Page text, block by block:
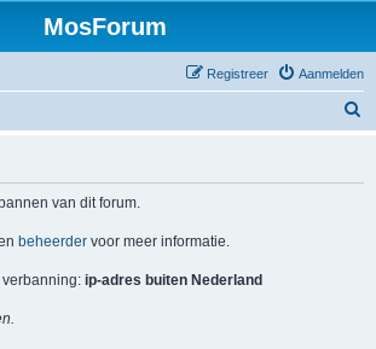
MosForum
Aanmelden
Registreer
van dit forum.
beheerder voor meer informatie.
ip-adres buiten Nederland